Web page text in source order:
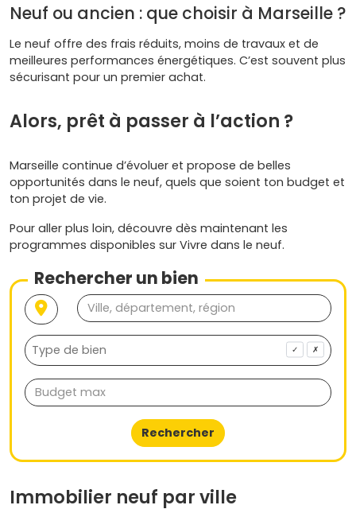
Neuf ou ancien : que choisir à Marseille ?
Le neuf offre des frais réduits, moins de travaux et de
meilleures performances énergétiques. C’est souvent plus
sécurisant pour un premier achat.
Alors, prêt à passer à l’action ?
Marseille continue d’évoluer et propose de belles
opportunités dans le neuf, quels que soient ton budget et
ton projet de vie.
Pour aller plus loin, découvre dès maintenant les
programmes disponibles sur Vivre dans le neuf.
Rechercher un bien
✓ ✗
Rechercher
Immobilier neuf par ville